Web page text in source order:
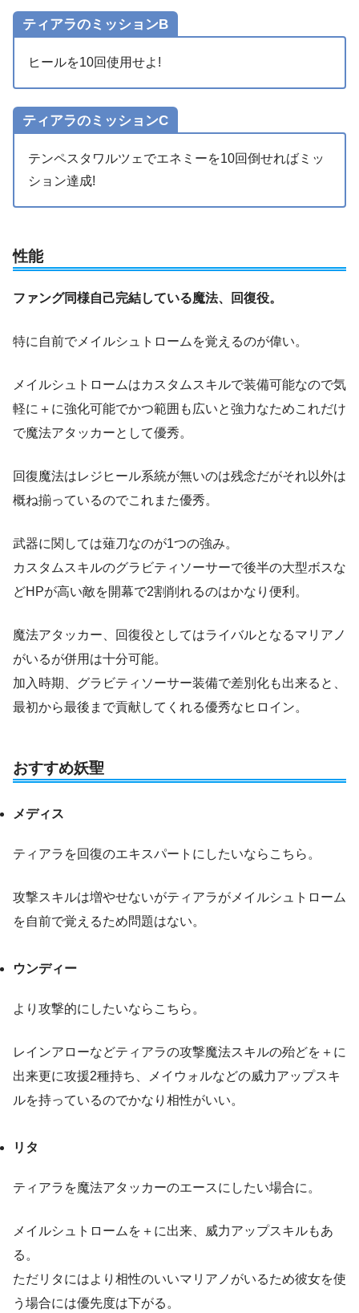
ティアラのミッションB
ヒールを10回使用せよ!
ティアラのミッションC
テンペスタワルツェでエネミーを10回倒せればミッ
ション達成!
性能
ファング同様自己完結している魔法、回復役。
特に自前でメイルシュトロームを覚えるのが偉い。
メイルシュトロームはカスタムスキルで装備可能なので気
軽に＋に強化可能でかつ範囲も広いと強力なためこれだけ
で魔法アタッカーとして優秀。
回復魔法はレジヒール系統が無いのは残念だがそれ以外は
概ね揃っているのでこれまた優秀。
武器に関しては薙刀なのが1つの強み。
カスタムスキルのグラビティソーサーで後半の大型ボスな
どHPが高い敵を開幕で2割削れるのはかなり便利。
魔法アタッカー、回復役としてはライバルとなるマリアノ
がいるが併用は十分可能。
加入時期、グラビティソーサー装備で差別化も出来ると、
最初から最後まで貢献してくれる優秀なヒロイン。
おすすめ妖聖
メディス
ティアラを回復のエキスパートにしたいならこちら。
攻撃スキルは増やせないがティアラがメイルシュトローム
を自前で覚えるため問題はない。
ウンディー
より攻撃的にしたいならこちら。
レインアローなどティアラの攻撃魔法スキルの殆どを＋に
出来更に攻援2種持ち、メイウォルなどの威力アップスキ
ルを持っているのでかなり相性がいい。
リタ
ティアラを魔法アタッカーのエースにしたい場合に。
メイルシュトロームを＋に出来、威力アップスキルもあ
る。
ただリタにはより相性のいいマリアノがいるため彼女を使
う場合には優先度は下がる。